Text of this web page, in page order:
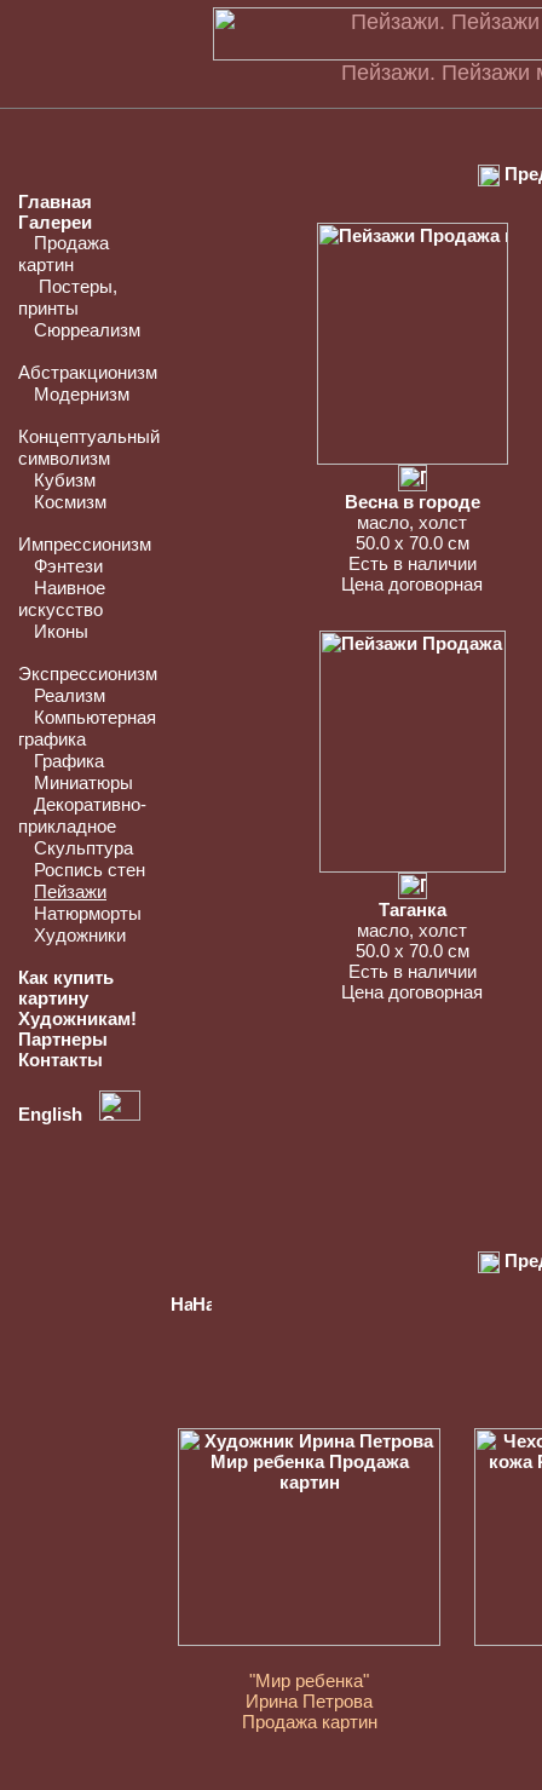
Пейзажи. Пейзажи
Главная
Галереи
Продажа
картин
Постеры,
принты
Сюрреализм
Абстракционизм
Модернизм
Концептуальный
символизм
Кубизм
Космизм
Импрессионизм
Фэнтези
Наивное
искусство
Иконы
Экспрессионизм
Реализм
Компьютерная
графика
Графика
Миниатюры
Декоративно-
прикладное
Скульптура
Роспись стен
Пейзажи
Натюрморты
Художники
Как купить
картину
Художникам!
Партнеры
Контакты
English
Весна в городе
масло, холст
50.0 x 70.0 см
Есть в наличии
Цена договорная
Таганка
масло, холст
50.0 x 70.0 см
Есть в наличии
Цена договорная
"Мир ребенка"
Ирина Петрова
Продажа картин